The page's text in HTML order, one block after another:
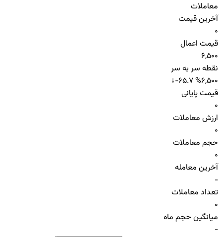
معاملات
آخرین قیمت
0
قیمت اعمال
6,500
نقطه سر به سر
6,500
↓-65.7 %
قیمت پایانی
0
ارزش معاملات
0
حجم معاملات
0
آخرین معامله
-
تعداد معاملات
0
میانگین حجم ماه
-